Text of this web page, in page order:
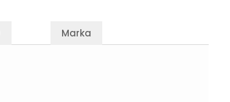
Marka